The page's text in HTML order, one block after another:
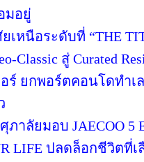
มอยู่
หนือระดับที่ “THE
Classic สู่ Curated
ร์ ยกพอร์ตคอนโดทำเ
ภาลัยมอบ JAECOO
LIFE ปลดล็อกชีวิตที่เ